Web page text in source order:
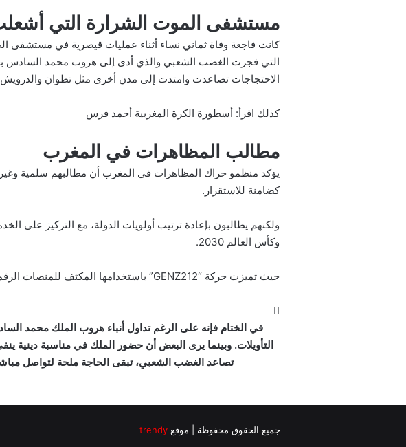
مستشفى الموت الشرارة التي
كانت فاجعة وفاة ثماني نساء أثناء عمليات قيصرية في مستشفى
التي فجرت الغضب الشعبي والذي أدى إلى هروب محمد السادس
الاحتجاجات تصاعدت وامتدت إلى مدن أخرى مثل تطوان
كذلك اقرأ: أسطورة الكرة المغربية أحمد فرس
مطالب المظاهرات في المغرب
يؤكد منظمو حراك المظاهرات في المغرب أن مطالبهم سلمية
كضامنة للاستقرار.
وكأس العالم 2030.
حيث تميزت حركة “GENZ212” باستخدامها المكثف للمنصات الرقمية مثل ديسكورد وتيليجرام، بعيدًا عن الأطر التقليدية للأحزاب والنقابات.
في الختام فإنه على الرغم تداول أنباء هروب الملك محمد
التأويلات. وبينما يرى البعض أن حضور الملك في مناسبة دينية
تصاعد الغضب الشعبي، تبقى الحاجة ملحة لتواصل
جميع الحقوق محفوظة | موقع